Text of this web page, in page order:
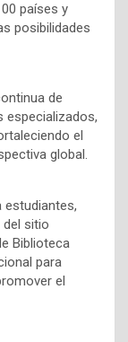
países y
posibilidades
de
especializados,
el
global.
estudiantes,
sitio
Biblioteca
para
el